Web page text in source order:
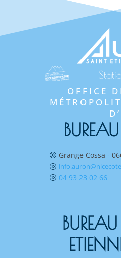
OFFICE
A Grange Cossa -
A
A 04 93 23 02 66